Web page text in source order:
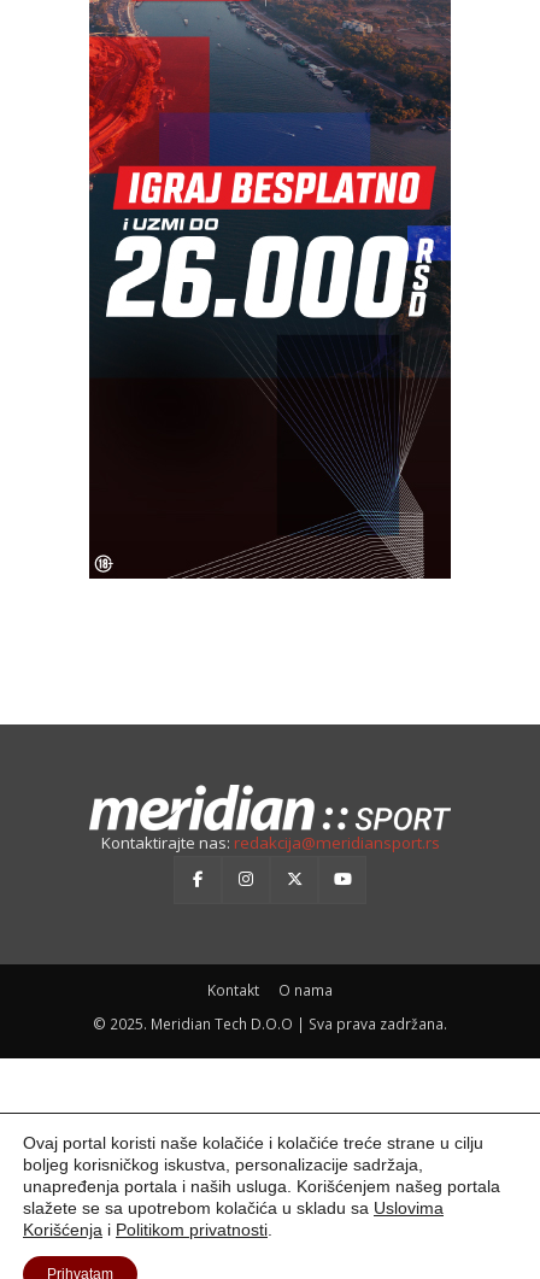
Kontaktirajte nas: redakcija@meridiansport.rs
Kontakt
O nama
© 2025. Meridian Tech D.O.O | Sva prava zadržana.
Ovaj portal koristi naše kolačiće i kolačiće treće strane u cilju
boljeg korisničkog iskustva, personalizacije sadržaja,
unapređenja portala i naših usluga. Korišćenjem našeg portala
slažete se sa upotrebom kolačića u skladu sa Uslovima
Korišćenja i Politikom privatnosti
Prihvatam